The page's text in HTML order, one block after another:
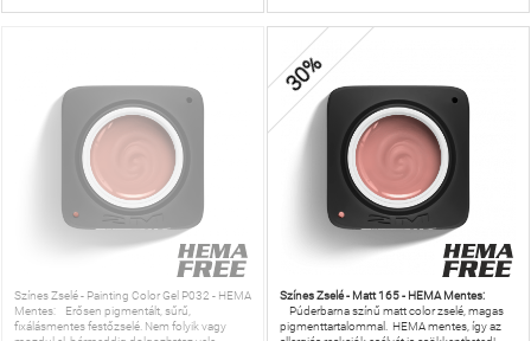
Színes Zselé - Painting Color Gel P032 - HEMA
Mentes: Erősen pigmentált, sűrű,
fixálásmentes festőzselé. Nem folyik vagy
30%
Színes Zselé - Matt 165 - HEMA Mentes:
Púderbarna színű matt color zselé, magas
pigmenttartalommal. HEMA mentes, így az